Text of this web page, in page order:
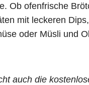
Ob ofenfrische
mit leckeren Dips,
oder Müsli und
auch die